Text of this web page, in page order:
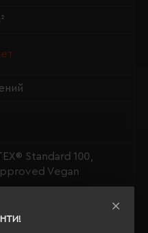
Standard 100,
Vegan